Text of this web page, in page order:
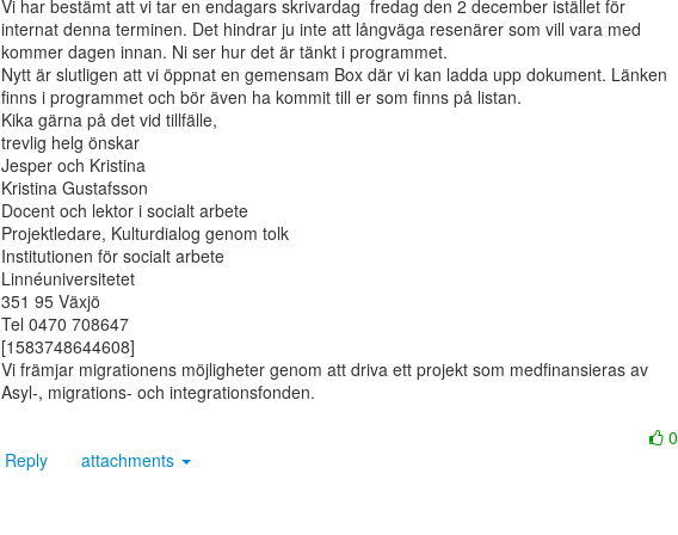
Vi har bestämt att vi tar en endagars skrivardag  fredag den 2 december istället för
internat denna terminen. Det hindrar ju inte att långväga resenärer som vill vara med
kommer dagen innan. Ni ser hur det är tänkt i programmet.
Nytt är slutligen att vi öppnat en gemensam Box där vi kan ladda upp dokument. Länken
finns i programmet och bör även ha kommit till er som finns på listan.
Kika gärna på det vid tillfälle,
trevlig helg önskar
Jesper och Kristina
Kristina Gustafsson
Docent och lektor i socialt arbete
Projektledare, Kulturdialog genom tolk
Institutionen för socialt arbete
Linnéuniversitetet
351 95 Växjö
Tel 0470 708647
[1583748644608]
Vi främjar migrationens möjligheter genom att driva ett projekt som medfinansieras av
Asyl-, migrations- och integrationsfonden.
Reply
attachments